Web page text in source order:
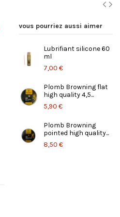
vous pourriez aussi aimer
Lubrifiant silicone 60
ml
7,00 €
Plomb Browning flat
high quality 4,5...
5,90 €
Plomb Browning
pointed high quality...
8,50 €